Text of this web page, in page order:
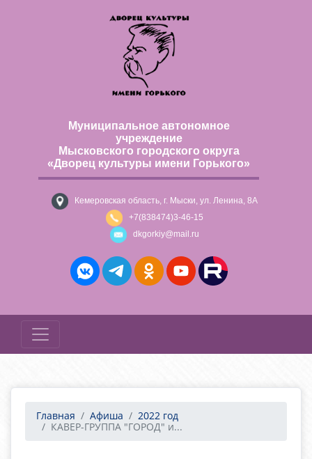
Муниципальное автономное
учреждение
Мысковского городского округа
«Дворец культуры имени Горького»
Кемеровская область, г. Мыски, ул. Ленина, 8А
+7(838474)3-46-15
dkgorkiy@mail.ru
Главная Афиша
2022 год
КАВЕР-ГРУППА "ГОРОД" и...